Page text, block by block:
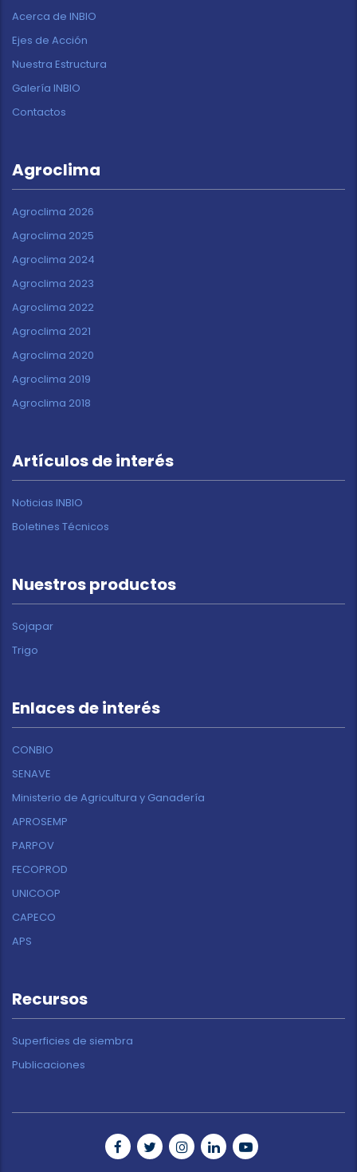
Acerca de INBIO
Ejes de Acción
Nuestra Estructura
Galería INBIO
Contactos
Agroclima
Agroclima 2026
Agroclima 2025
Agroclima 2024
Agroclima 2023
Agroclima 2022
Agroclima 2021
Agroclima 2020
Agroclima 2019
Agroclima 2018
Artículos de interés
Noticias INBIO
Boletines Técnicos
Nuestros productos
Sojapar
Trigo
Enlaces de interés
CONBIO
SENAVE
Ministerio de Agricultura y Ganadería
APROSEMP
PARPOV
FECOPROD
UNICOOP
CAPECO
APS
Recursos
Superficies de siembra
Publicaciones